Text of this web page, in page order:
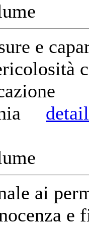
e
ai
e